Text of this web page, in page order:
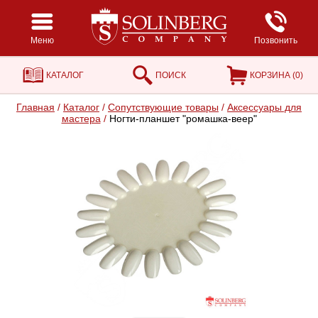
Меню Позвонить
КАТАЛОГ ПОИСК КОРЗИНА (0)
Главная / Каталог / Сопутствующие товары / Аксессуары для
мастера /Ногти-планшет "ромашка-веер"